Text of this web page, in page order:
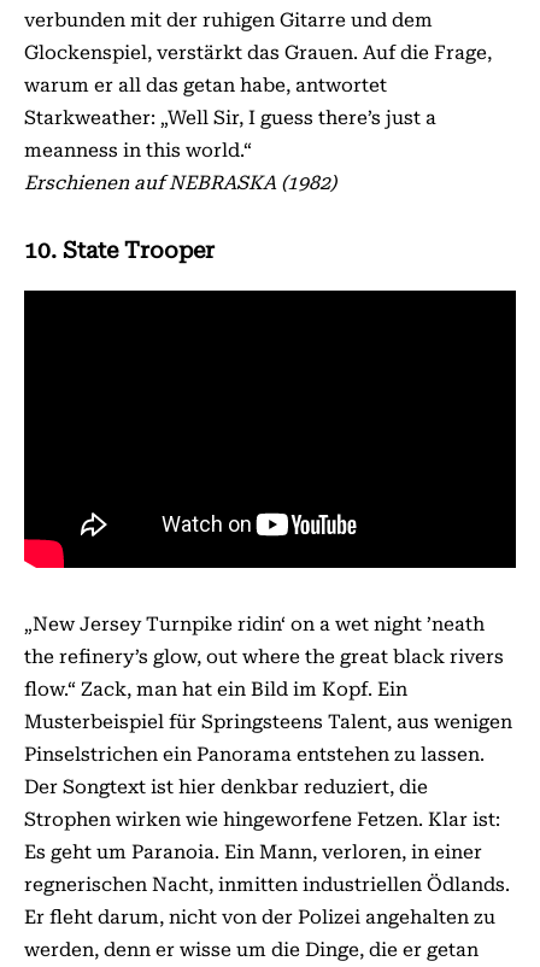
verbunden mit der ruhigen Gitarre und dem
Glockenspiel, verstärkt das Grauen. Auf die Frage,
warum er all das getan habe, antwortet
Starkweather: „Well Sir, I guess there’s just a
meanness in this world.“
Erschienen auf NEBRASKA (1982)
10. State Trooper
„New Jersey Turnpike ridin‘ on a wet night ’neath
the refinery’s glow, out where the great black rivers
flow.“ Zack, man hat ein Bild im Kopf. Ein
Musterbeispiel für Springsteens Talent, aus wenigen
Pinselstrichen ein Panorama entstehen zu lassen.
Der Songtext ist hier denkbar reduziert, die
Strophen wirken wie hingeworfene Fetzen. Klar ist:
Es geht um Paranoia. Ein Mann, verloren, in einer
regnerischen Nacht, inmitten industriellen Ödlands.
Er fleht darum, nicht von der Polizei angehalten zu
werden, denn er wisse um die Dinge, die er getan